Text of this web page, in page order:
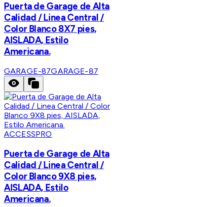
Puerta de Garage de Alta
Calidad / Linea Central /
Color Blanco 8X7 pies,
AISLADA, Estilo
Americana.
GARAGE-87GARAGE-87
ACCESSPRO
Puerta de Garage de Alta
Calidad / Linea Central /
Color Blanco 9X8 pies,
AISLADA, Estilo
Americana.